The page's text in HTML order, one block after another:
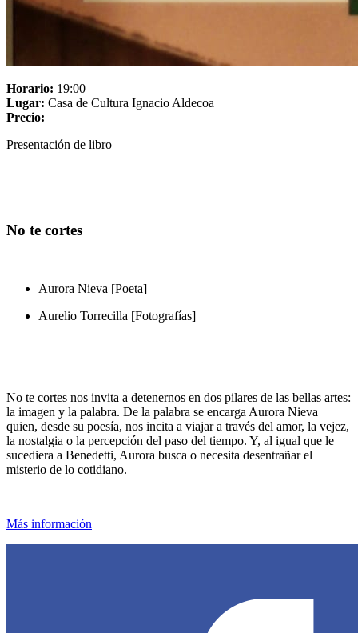
Horario: 19:00
Lugar: Casa de Cultura Ignacio Aldecoa
Precio:
Presentación de libro
No te cortes
Aurora Nieva [Poeta]
Aurelio Torrecilla [Fotografías]
No te cortes nos invita a detenernos en dos pilares de las bellas artes:
la imagen y la palabra. De la palabra se encarga Aurora Nieva
quien, desde su poesía, nos incita a viajar a través del amor, la vejez,
la nostalgia o la percepción del paso del tiempo. Y, al igual que le
sucediera a Benedetti, Aurora busca o necesita desentrañar el
misterio de lo cotidiano.
Más información